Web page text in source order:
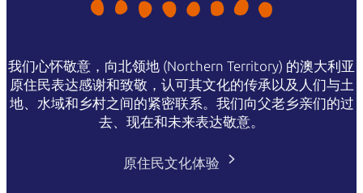
我们心怀敬意，向北领地 (Northern Territory) 的澳大利亚
原住民表达感谢和致敬，认可其文化的传承以及人们与土
地、水域和乡村之间的紧密联系。我们向父老乡亲们的过
去、现在和未来表达敬意。
原住民文化体验